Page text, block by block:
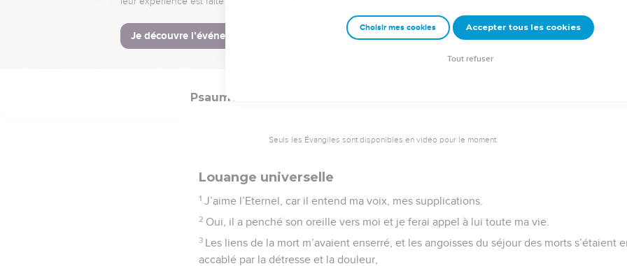
Ce ne sont pas les morts qui célèbrent l’Eternel, ce ne sont pas ceux qui descendent
silence,
mais nous, nous bénirons l’Eternel, dès maintenant et pour toujours. Louez l’Eternel !
Psaumes
Seuls les Évangiles sont disponibles en vidéo pour le moment.
Louange universelle
1 J’aime l’Eternel, car il entend ma voix, mes supplications.
2 Oui, il a penché son oreille vers moi et je ferai appel à lui toute ma vie.
3 Les liens de la mort m’avaient enserré, et les angoisses du séjour des morts s’étaient
accablé par la détresse et la douleur,
Choisir mes cookies Accepter tous les cookies
Tout refuser